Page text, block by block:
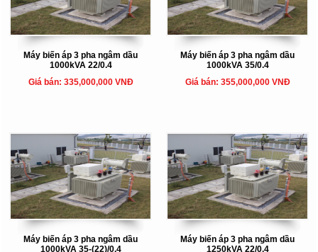
Máy biến áp 3 pha ngâm dầu
1000kVA 22/0.4
Giá bán: 335,000,000 VNĐ
Máy biến áp 3 pha ngâm dầu
1000kVA 35/0.4
Giá bán: 355,000,000 VNĐ
Máy biến áp 3 pha ngâm dầu
1000kVA 35-(22)/0.4
Máy biến áp 3 pha ngâm dầu
1250kVA 22/0.4